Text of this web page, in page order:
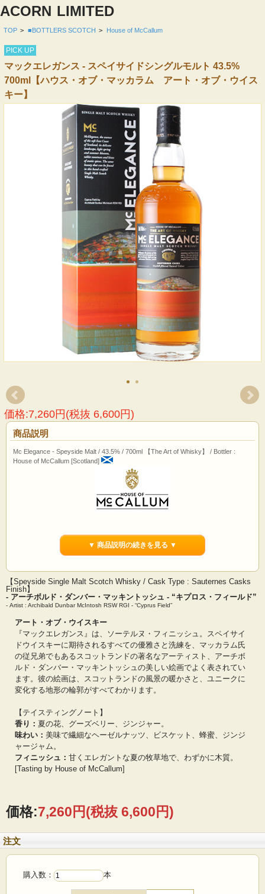
ACORN LIMITED
TOP > ■BOTTLERS SCOTCH > House of McCallum
PICK UP
マックエレガンス - スペイサイドシングルモルト 43.5%
700ml【ハウス・オブ・マッカラム アート・オブ・ウイス
キー】
価格:7,260円(税抜 6,600円)
商品説明
Mc Elegance - Speyside Malt / 43.5% / 700ml 【The Art of Whisky】 / Bottler :
House of McCallum [Scotland]
ウイスキー業界でモルトマスター、更にブレンダーとして24年のキャリアを積ん
だアントニー・マッカラムが、満を持して2018年よりリリースを開始したグラス
『ハウス・オブ・マッカラム』には、ウイスキーのコレクションとして“アート・
オブ・ウイスキー”と“ヴィンテージ・レンジ”、そして“アート・オブ・ラム”の二
つ異なる酒類で構成されています。 これらは新しい年次リリースごとに、選り抜
いた樽からのリミテッドエディションです。すべてのレンジはナチュラルカラー
ボトリング度数が「43.5％」あるいは「46.5％」なのは、各々にセレクションし
た原酒のフレーバーを最大限に生かした最良のバランスで提供するために、経験
豊富なマッカラム氏が選択しました。 さらにユニークなのは、小数点以下の0.5％
のこだわりです。それは彼の祖先の一族が、スコットランドで最も古い貴族だっ
たという起源にさかのぼる数秘術に基づくものです。
▼ 商品説明の続きを見る ▼
【Speyside Single Malt Scotch Whisky / Cask Type : Sauternes Casks
Finish】
- アーチボルド・ダンバー・マッキントッシュ - “キプロス・フィールド”
- Artist : Archibald Dunbar McIntosh RSW RGI - “Cyprus Field”
アート・オブ・ウイスキー
『マックエレガンス』は、ソーテルヌ・フィニッシュ。スペイサイ
ドウイスキーに期待されるすべての優雅さと洗練を、マッカラム氏
の従兄弟でもあるスコットランドの著名なアーティスト、アーチボ
ルド・ダンバー・マッキントッシュの美しい絵画でよく表されてい
ます。彼の絵画は、スコットランドの風景の暖かさと、ユニークに
変化する地形の輪郭がすべてわかります。
【テイスティングノート】
香り： 夏の花、グーズベリー、ジンジャー。
味わい： 美味で繊細なヘーゼルナッツ、ビスケット、蜂蜜、ジンジ
ャージャム。
フィニッシュ： 甘くエレガントな夏の牧草地で、わずかに木質。
[Tasting by House of McCallum]
価格:7,260円(税抜 6,600円)
注文
購入数： 本